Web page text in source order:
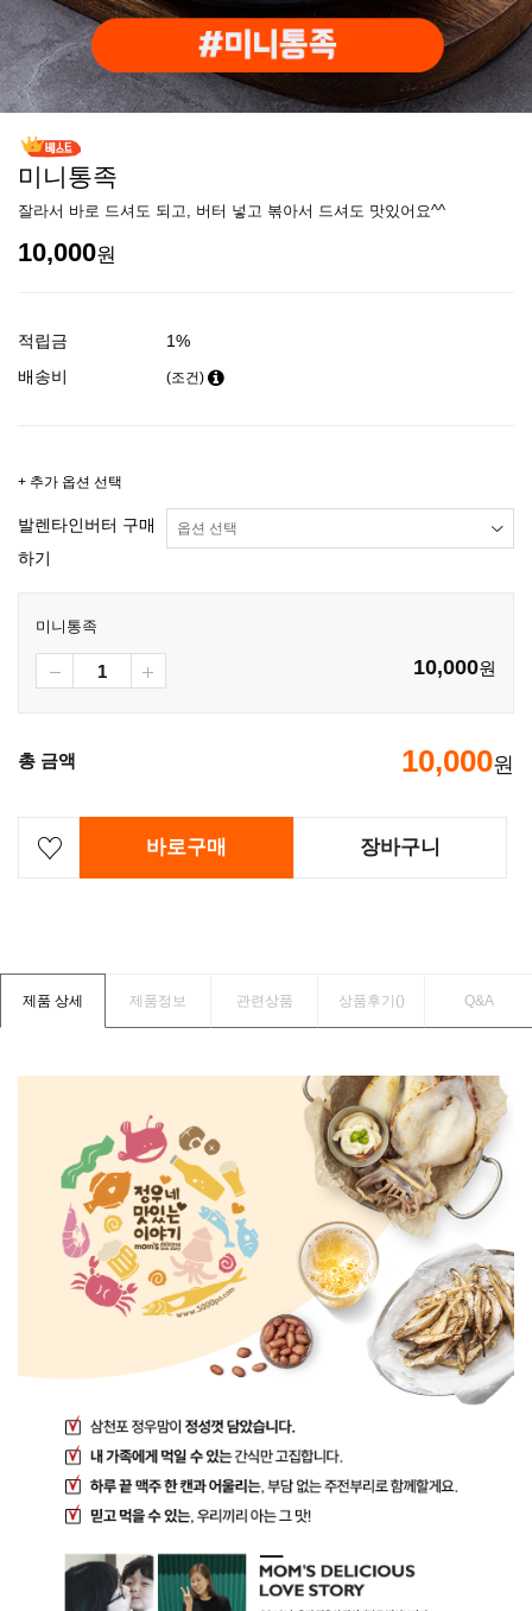
미니통족
잘라서 바로 드셔도 되고, 버터 넣고 볶아서 드셔도 맛있어요^^
10,000원
적립금
1%
배송비
(조건)
+ 추가 옵션 선택
발렌타인버터 구매
하기
미니통족
10,000원
총 금액 10,000원
바로구매 장바구니
제품 상세 제품정보 관련상품 상품후기() Q&A